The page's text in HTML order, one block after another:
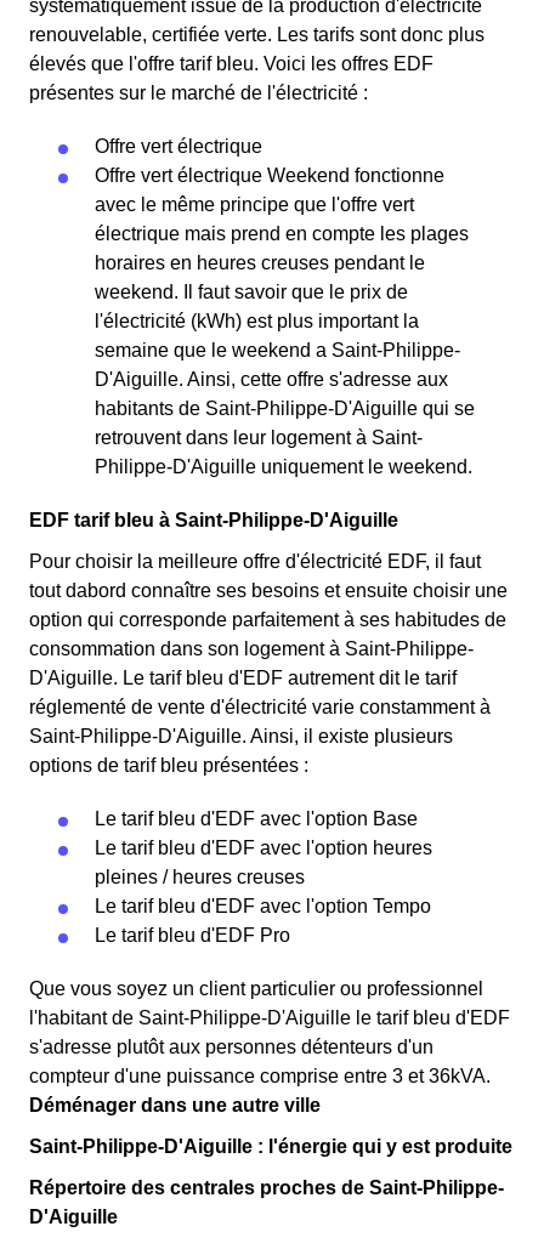
systématiquement issue de la production d'électricité
renouvelable, certifiée verte. Les tarifs sont donc plus
élevés que l'offre tarif bleu. Voici les offres EDF
présentes sur le marché de l'électricité :
Offre vert électrique
Offre vert électrique Weekend fonctionne
avec le même principe que l'offre vert
électrique mais prend en compte les plages
horaires en heures creuses pendant le
weekend. Il faut savoir que le prix de
l'électricité (kWh) est plus important la
semaine que le weekend a Saint-Philippe-
D'Aiguille. Ainsi, cette offre s'adresse aux
habitants de Saint-Philippe-D'Aiguille qui se
retrouvent dans leur logement à Saint-
Philippe-D'Aiguille uniquement le weekend.
EDF tarif bleu à Saint-Philippe-D'Aiguille
Pour choisir la meilleure offre d'électricité EDF, il faut
tout dabord connaître ses besoins et ensuite choisir une
option qui corresponde parfaitement à ses habitudes de
consommation dans son logement à Saint-Philippe-
D'Aiguille. Le tarif bleu d'EDF autrement dit le tarif
réglementé de vente d'électricité varie constamment à
Saint-Philippe-D'Aiguille. Ainsi, il existe plusieurs
options de tarif bleu présentées :
Le tarif bleu d'EDF avec l'option Base
Le tarif bleu d'EDF avec l'option heures
pleines / heures creuses
Le tarif bleu d'EDF avec l'option Tempo
Le tarif bleu d'EDF Pro
Que vous soyez un client particulier ou professionnel
l'habitant de Saint-Philippe-D'Aiguille le tarif bleu d'EDF
s'adresse plutôt aux personnes détenteurs d'un
compteur d'une puissance comprise entre 3 et 36kVA.
Déménager dans une autre ville
Saint-Philippe-D'Aiguille : l'énergie qui y est produite
Répertoire des centrales proches de Saint-Philippe-
D'Aiguille